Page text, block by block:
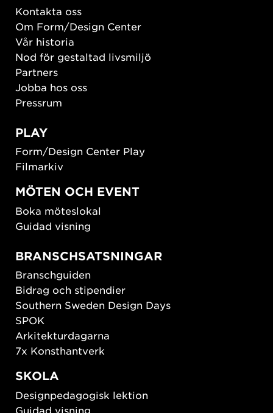
Kontakta oss
Om Form/Design Center
Vår historia
Nod för gestaltad livsmiljö
Partners
Jobba hos oss
Pressrum
PLAY
Form/Design Center Play
Filmarkiv
MÖTEN OCH EVENT
Boka möteslokal
Guidad visning
BRANSCHSATSNINGAR
Branschguiden
Bidrag och stipendier
Southern Sweden Design Days
SPOK
Arkitekturdagarna
7x Konsthantverk
SKOLA
Designpedagogisk lektion
Guidad visning